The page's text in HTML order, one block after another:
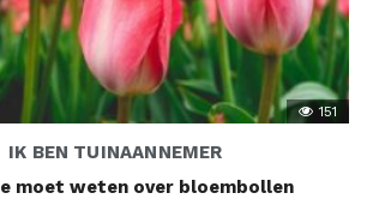
151
IK BEN TUINAANNEMER
moet weten over bloembollen